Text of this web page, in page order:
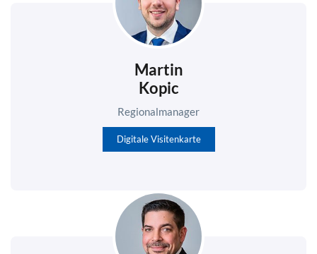
Martin
Kopic
Regionalmanager
Digitale Visitenkarte